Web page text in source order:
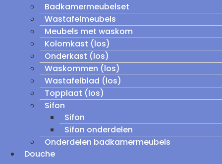
Badkamermeubelset
Wastafelmeubels
Meubels met waskom
Kolomkast (los)
Onderkast (los)
Waskommen (los)
Wastafelblad (los)
Topplaat (los)
Sifon
Sifon
Sifon onderdelen
Onderdelen badkamermeubels
Douche